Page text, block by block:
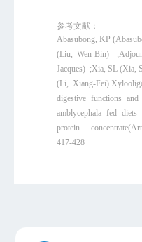
参考文献：
Abasubong, KP
(Liu, Wen-Bin)
Jacques) ;Xia, SL
(Li, Xiang-
digestive functions
amblycephala fed
protein
417-428